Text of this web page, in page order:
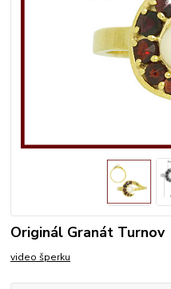
Originál Granát Turnov
video šperku